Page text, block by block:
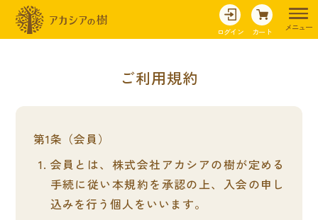
メニュー
ログイン カート
ご利用規約
会員
会員とは、株式会社アカシアの樹が定める
手続に従い本規約を承認の上、入会の申し
込みを行う個人をいいます。